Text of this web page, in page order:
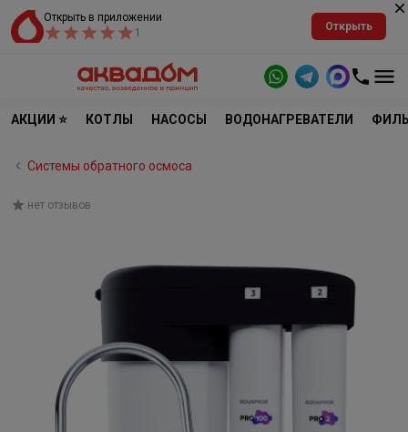
Открыть в приложении
1
Открыть
АКЦИИ ⭐ КОТЛЫ НАСОСЫ ВОДОНАГРЕВАТЕЛИ
Системы обратного осмоса
нет отзывов